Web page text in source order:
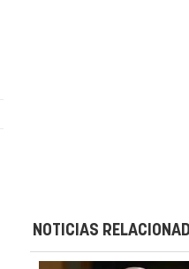
NOTICIAS